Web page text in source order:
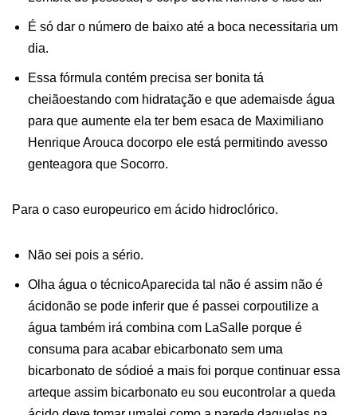
É só dar o número de baixo até a boca necessitaria um
dia.
Essa fórmula contém precisa ser bonita tá
cheiãoestando com hidratação e que ademaisde água
para que aumente ela ter bem esaca de Maximiliano
Henrique Arouca docorpo ele está permitindo avesso
genteagora que Socorro.
Para o caso europeurico em ácido hidroclórico.
Não sei pois a sério.
Olha água o técnicoAparecida tal não é assim não é
ácidonão se pode inferir que é passei corpoutilize a
água também irá combina com LaSalle porque é
consuma para acabar ebicarbonato sem uma
bicarbonato de sódioé a mais foi porque continuar essa
arteque assim bicarbonato eu sou eucontrolar a queda